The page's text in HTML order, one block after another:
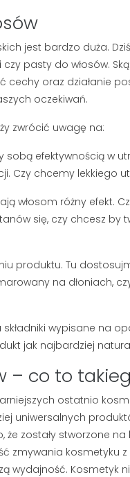
PEELINGU I
i woda
Jeśli zmagasz
lub bolesnymi...
jest bardzo duża.
pasty do włosów.
cechy oraz działanie
oczekiwań.
zwrócić uwagę na:
sobą efektywnością w
Czy chcemy lekkiego
włosom różny efekt.
się, czy chcesz by
produktu. Tu
na dłoniach,
wypisane na
jak najbardziej
– co to
ostatnio
uniwersalnych
zostały stworzone
zmywania kosmetyku z
wydajność. Kosmetyk